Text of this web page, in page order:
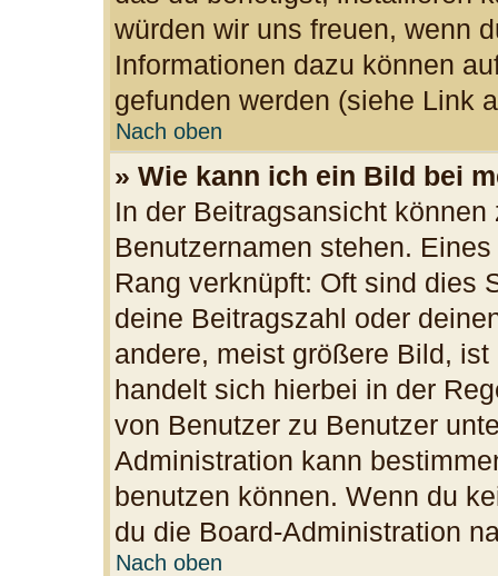
würden wir uns freuen, wenn
Informationen dazu können
gefunden werden (siehe Link
Nach oben
» Wie kann ich ein Bild bei
In der Beitragsansicht
Benutzernamen stehen.
Rang verknüpft: Oft sind dies
deine Beitragszahl oder
andere, meist größere Bild, ist
handelt sich hierbei in der
von Benutzer zu Benutzer
Administration kann
benutzen können. Wenn du
du die Board-Administration
Nach oben